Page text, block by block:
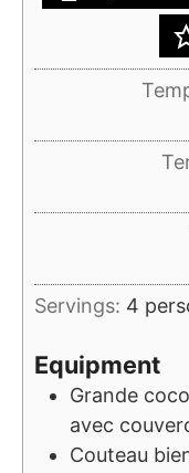
Servings: 4
Equipment
Grande
avec
Couteau